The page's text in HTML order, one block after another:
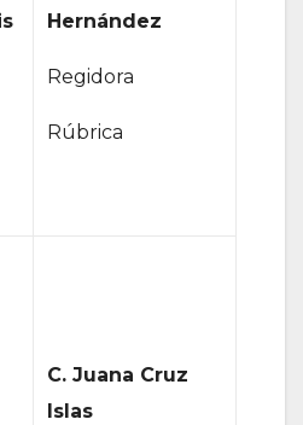
Hernández
Regidora
Rúbrica
C. Juana Cruz
Islas